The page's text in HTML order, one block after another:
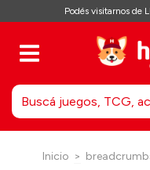
Podés visitarnos de
Inicio >